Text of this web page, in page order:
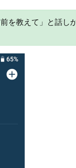
を教えて」と話し